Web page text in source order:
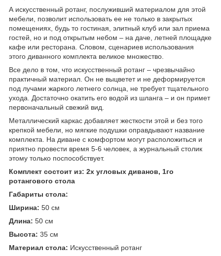
А искусственный ротанг, послуживший материалом для этой
мебели, позволит использовать ее не только в закрытых
помещениях, будь то гостиная, элитный клуб или зал приема
гостей, но и под открытым небом – на даче, летней площадке
кафе или ресторана. Словом, сценариев использования
этого диванного комплекта великое множество.
Все дело в том, что искусственный ротанг – чрезвычайно
практичный материал. Он не выцветет и не деформируется
под лучами жаркого летнего солнца, не требует тщательного
ухода. Достаточно окатить его водой из шланга – и он примет
первоначальный свежий вид.
Металлический каркас добавляет жесткости этой и без того
крепкой мебели, но мягкие подушки оправдывают название
комплекта. На диване с комфортом могут расположиться и
приятно провести время 5-6 человек, а журнальный столик
этому только поспособствует.
Комплект состоит из: 2х угловых диванов, 1го
ротангового стола
Габариты стола:
Ширина: 50 см
Длина: 50 см
Высота: 35 см
Материал стола: Искусственный ротанг